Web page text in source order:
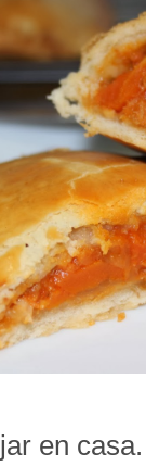
en casa.